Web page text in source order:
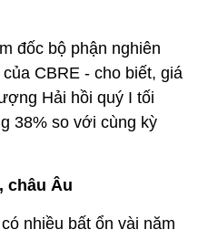
đốc bộ phận nghiên
CBRE - cho biết, giá
Hải hồi quý I tối
38% so với cùng kỳ
châu Âu
nhiều bất ổn vài năm